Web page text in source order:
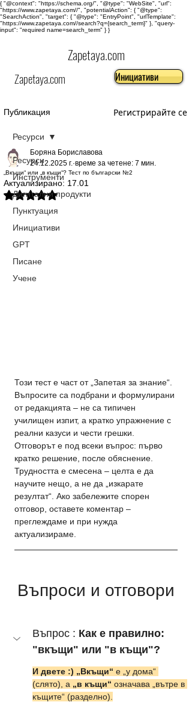
{ "@context": "https://schema.org/", "@type": "WebSite", "url":
"https://www.zapetaya.com//", "potentialAction": { "@type":
"SearchAction", "target": { "@type": "EntryPoint", "urlTemplate":
"https://www.zapetaya.com//search?q={search_term}" }, "query-
input": "required name=search_term" } }
Zapetaya.com
Zapetaya.com Инициативи
Публикация Регистрирайте се
Ресурси
Инструменти
Дигитални продукти
Пунктуация
Инициативи
GPT
Писане
Учене
Ресурси
„Вкъщи“ или „в къщи“? Тест по български №2
Боряна Бориславова
24.12.2025 г. време за четене: 7 мин.
Актуализирано: 17.01
Оценено с NaN от 5 звезди.
Този тест е част от „Запетая за знание“.
Въпросите са подбрани и формулирани
от редакцията – не са типичен
училищен изпит, а кратко упражнение с
реални казуси и чести грешки.
Отговорът е под всеки въпрос: първо
кратко решение, после обяснение.
Трудността е смесена – целта е да
научите нещо, а не да „изкарате
резултат“. Ако забележите спорен
отговор, оставете коментар –
преглеждаме и при нужда
актуализираме.
Въпроси и отговори
Въпрос : Как е правилно:
"вкъщи" или "в къщи"?
И двете :) „Вкъщи“ е „у дома“
(слято), а „в къщи“ означава „вътре в
къщите“ (разделно).